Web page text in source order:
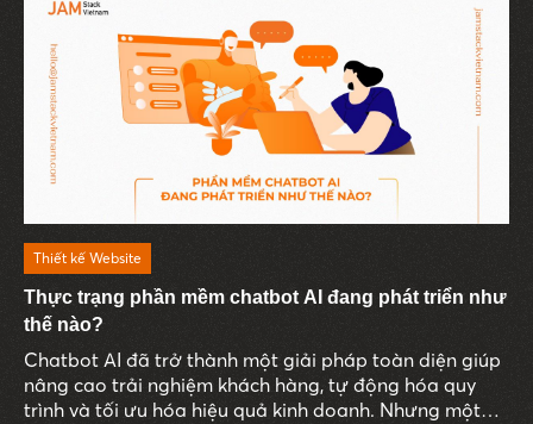
Thiết kế Website
Thực trạng phần mềm chatbot AI đang phát triển như
thế nào?
Chatbot AI đã trở thành một giải pháp toàn diện giúp
nâng cao trải nghiệm khách hàng, tự động hóa quy
trình và tối ưu hóa hiệu quả kinh doanh. Nhưng một